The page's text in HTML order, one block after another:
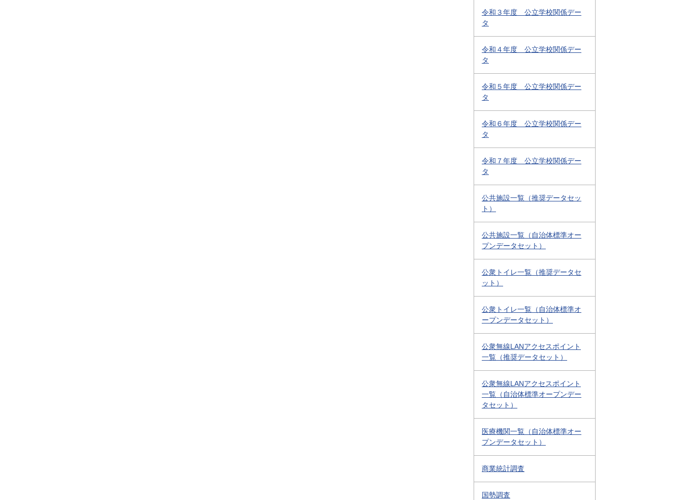
令和３年度 公立学校関係デー
タ
令和４年度 公立学校関係デー
タ
令和５年度 公立学校関係デー
タ
令和６年度 公立学校関係デー
タ
令和７年度 公立学校関係デー
タ
公共施設一覧（推奨データセッ
ト）
公共施設一覧（自治体標準オー
プンデータセット）
公衆トイレ一覧（推奨データセ
ット）
公衆トイレ一覧（自治体標準オ
ープンデータセット）
公衆無線LANアクセスポイント
一覧（推奨データセット）
公衆無線LANアクセスポイント
一覧（自治体標準オープンデー
タセット）
医療機関一覧（自治体標準オー
プンデータセット）
商業統計調査
国勢調査